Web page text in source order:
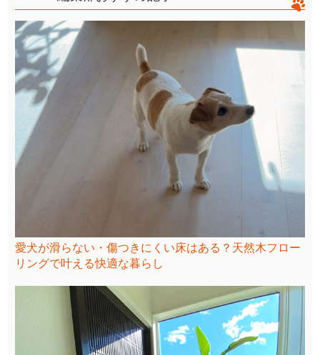
愛犬が滑らない・傷つきにくい床はある？天然木フロー
リングで叶える快適な暮らし